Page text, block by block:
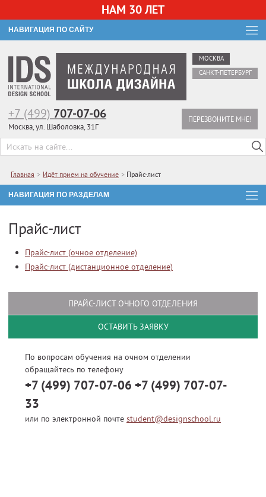
НАМ 30 ЛЕТ
НАВИГАЦИЯ ПО САЙТУ
МОСКВА
САНКТ-ПЕТЕРБУРГ
ПЕРЕЗВОНИТЕ МНЕ!
+7 (499) 707-07-06
Москва, ул. Шаболовка, 31Г
Главная > Идёт прием на обучение > Прайс-лист
Прайс-лист
Прайс-лист (очное отделение)
Прайс-лист (дистанционное отделение)
ПРАЙС-ЛИСТ ОЧНОГО ОТДЕЛЕНИЯ
ОСТАВИТЬ ЗАЯВКУ
По вопросам обучения на очном отделении
обращайтесь по телефону
+7 (499) 707-07-06 +7 (499) 707-07-
33
или по электронной почте student@designschool.ru
НАВИГАЦИЯ ПО РАЗДЕЛАМ